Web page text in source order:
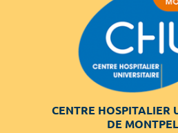
CENTRE HOSPITALIER
DE